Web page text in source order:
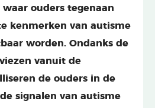
ouders tegenaan
kenmerken van autisme
worden. Ondanks de
vanuit de
de ouders in de
signalen van autisme